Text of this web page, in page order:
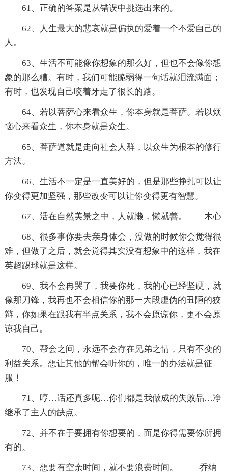
61、正确的答案是从错误中挑选出来的。
62、人生最大的悲哀就是偏执的爱着一个不爱自己的
人。
63、生活不可能像你想象的那么好，但也不会像你想
象的那么糟。有时，我们可能脆弱得一句话就泪流满面；
有时，也发现自己咬着牙走了很长的路。
64、若以菩萨心来看众生，你本身就是菩萨。若以烦
恼心来看众生，你本身就是众生。
65、菩萨道就是走向社会人群，以众生为根本的修行
方法。
66、生活不一定是一直美好的，但是那些挣扎可以让
你变得更加坚强，那些改变可以让你变得更有智慧。
67、活在自然美景之中，人就懒，懒就善。——木心
68、很多事你要去亲身体会，没做的时候你会觉得很
难，但做了之后，就会觉得其实没有想象中的这样，我在
英超踢球就是这样。
69、我不会再哭了，我要你死，我的心已经坚硬，就
像那刀锋，我再也不会相信你的那一大段虚伪的丑陋的狡
辩，你如果在跟我有半点关系，我不会原谅你，更不会原
谅我自己。
70、帮会之间，永远不会存在兄弟之情，只有不变的
利益关系。想让其他的帮会听你的，唯一的办法就是征
服！
71、哼…话还真多呢…你们都是我做成的失败品…净
继承了主人的缺点。
72、并不在于要拥有你想要的，而是你得需要你所拥
有的。
73、想要有空余时间，就不要浪费时间。 —— 乔纳